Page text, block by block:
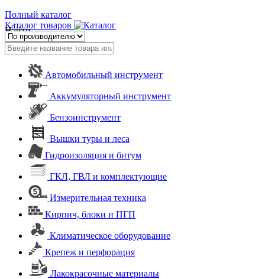
Полный каталог
Каталог товаров
Найти
Автомобильный инструмент
Аккумуляторный инструмент
Бензоинструмент
Вышки туры и леса
Гидроизоляция и битум
ГКЛ, ГВЛ и комплектующие
Измерительная техника
Кирпич, блоки и ПГП
Климатическое оборудование
Крепеж и перфорация
Лакокрасочные материалы